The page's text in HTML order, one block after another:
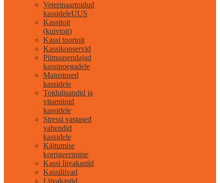
Veterinaartoidud
kassideleUUS
Kassitoit
(kuivtoit)
Kassi toortoit
Kassikonservid
Piimaasendajad
kassipoegadele
Maiustused
kassidele
Toidulisandid ja
vitamiinid
kassidele
Stressi vastased
vahendid
kassidele
Käitumise
korrigeerimine
Kassi liivakastid
Kassiliivad
Liivakastid.